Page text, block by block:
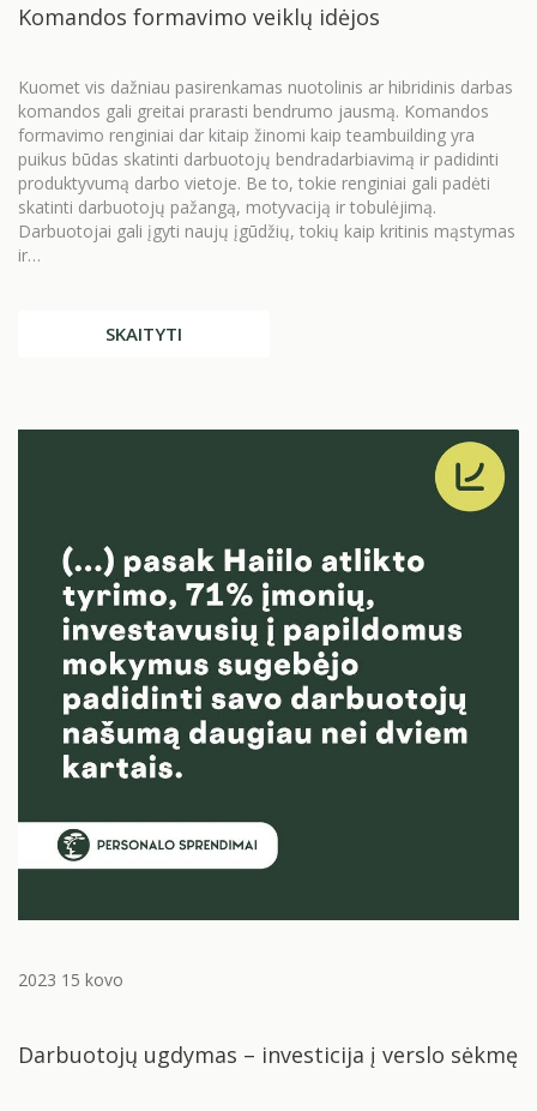
Komandos formavimo veiklų idėjos
Kuomet vis dažniau pasirenkamas nuotolinis ar hibridinis darbas
komandos gali greitai prarasti bendrumo jausmą. Komandos
formavimo renginiai dar kitaip žinomi kaip teambuilding yra
puikus būdas skatinti darbuotojų bendradarbiavimą ir padidinti
produktyvumą darbo vietoje. Be to, tokie renginiai gali padėti
skatinti darbuotojų pažangą, motyvaciją ir tobulėjimą.
Darbuotojai gali įgyti naujų įgūdžių, tokių kaip kritinis mąstymas
ir…
SKAITYTI
2023 15 kovo
Darbuotojų ugdymas – investicija į verslo sėkmę